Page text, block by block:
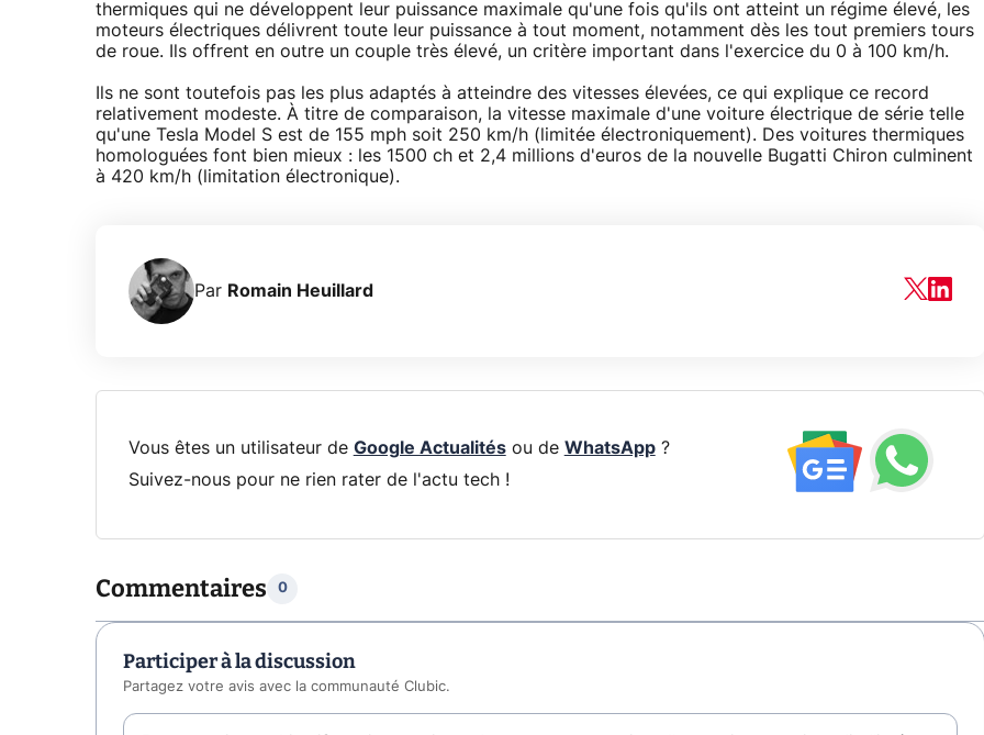
thermiques qui ne développent leur puissance maximale qu'une fois qu'ils ont atteint un régime élevé, les
moteurs électriques délivrent toute leur puissance à tout moment, notamment dès les tout premiers tours
de roue. Ils offrent en outre un couple très élevé, un critère important dans l'exercice du 0 à 100 km/h.
Ils ne sont toutefois pas les plus adaptés à atteindre des vitesses élevées, ce qui explique ce record
relativement modeste. À titre de comparaison, la vitesse maximale d'une voiture électrique de série telle
qu'une Tesla Model S est de 155 mph soit 250 km/h (limitée électroniquement). Des voitures thermiques
homologuées font bien mieux : les 1500 ch et 2,4 millions d'euros de la nouvelle Bugatti Chiron culminent
à 420 km/h (limitation électronique).
Par Romain Heuillard
Vous êtes un utilisateur de Google Actualitésou de WhatsApp?
Suivez-nous pour ne rien rater de l'actu tech !
Commentaires 0
Participer à la discussion
Partagez votre avis avec la communauté Clubic.